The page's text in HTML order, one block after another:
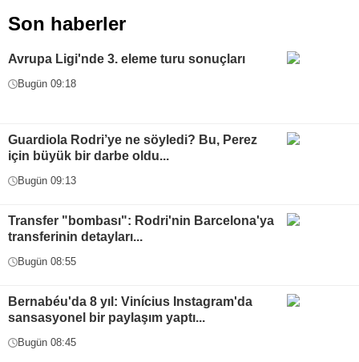
Son haberler
Avrupa Ligi'nde 3. eleme turu sonuçları
Bugün 09:18
Guardiola Rodri’ye ne söyledi? Bu, Perez
için büyük bir darbe oldu...
Bugün 09:13
Transfer "bombası": Rodri'nin Barcelona'ya
transferinin detayları...
Bugün 08:55
Bernabéu'da 8 yıl: Vinícius Instagram'da
sansasyonel bir paylaşım yaptı...
Bugün 08:45